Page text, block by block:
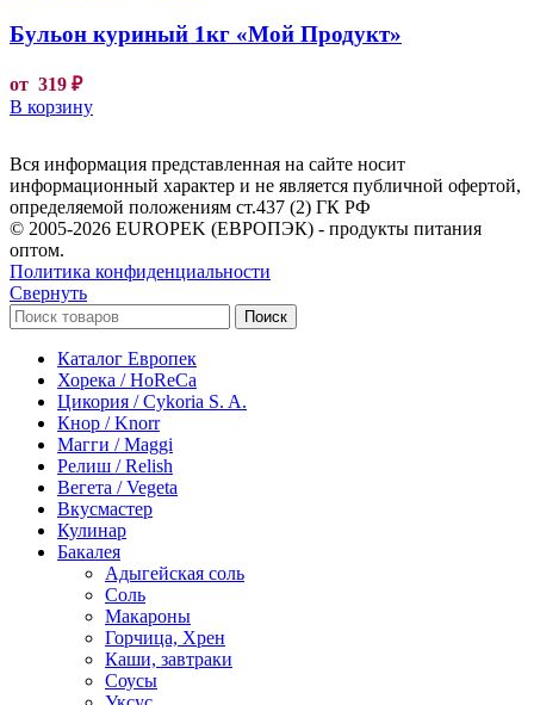
Бульон куриный 1кг «Мой Продукт»
от 319 ₽
В корзину
Вся информация представленная на сайте носит
информационный характер и не является публичной офертой,
определяемой положениям ст.437 (2) ГК РФ
© 2005-2026 EUROPEK (ЕВРОПЭК) - продукты питания
оптом.
Политика конфиденциальности
Свернуть
Поиск
Каталог Европек
Хорека / HoReCa
Цикория / Cykoria S. A.
Кнор / Knorr
Магги / Maggi
Релиш / Relish
Вегета / Vegeta
Вкусмастер
Кулинар
Бакалея
Адыгейская соль
Соль
Макароны
Горчица, Хрен
Каши, завтраки
Соусы